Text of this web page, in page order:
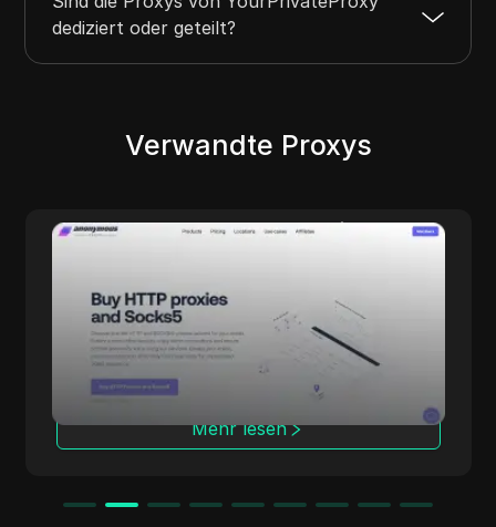
dediziert oder geteilt?
Verwandte Proxys
Anonymous Proxies
Proxy-Lösungen für alle, die Wert auf
Datenschutz, Performance und fein
abgestimmte Kontrolle legen. Mit
Rechenzentrums- und Residential-
Netzwerken, mehreren Protokollen und
Abdeckung in über 100 Ländern eignet sich
der Dienst für Aufgaben wie
Management, während Ihre Identität
Mehr lesen